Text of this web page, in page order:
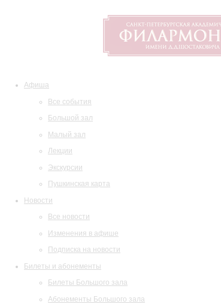
Афиша
Все события
Большой зал
Малый зал
Лекции
Экскурсии
Пушкинская карта
Новости
Все новости
Изменения в афише
Подписка на новости
Билеты и абонементы
Билеты Большого зала
Абонементы Большого зала